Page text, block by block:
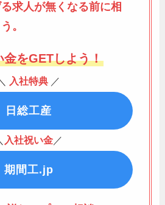
求人が無くなる前に相
。
金をGETしよう！
入社特典 ／
日総工産
入社祝い金 ／
期間工.jp